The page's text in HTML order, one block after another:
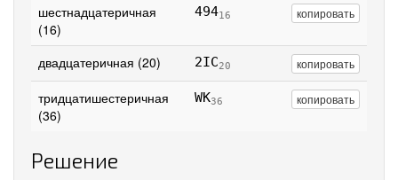
шестнадцатеричная
(16)
49416 копировать
двадцатеричная (20) 2IC20 копировать
тридцатишестеричная
(36)
WK36 копировать
Решение